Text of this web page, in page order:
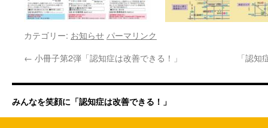
カテゴリー: お知らせ パーマリンク
← 小冊子第2弾「認知症は改善できる！」 「認
みんなを笑顔に「認知症は改善できる！」